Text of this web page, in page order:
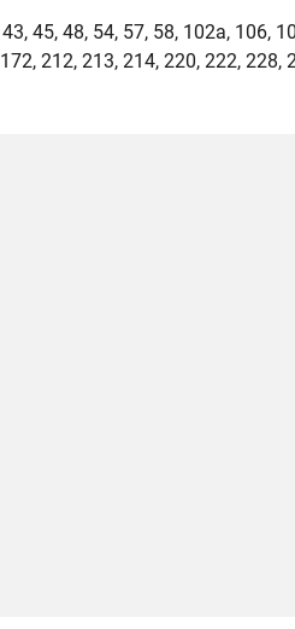
45, 48, 54, 57, 58, 102а, 106,
212, 213, 214, 220, 222, 228,